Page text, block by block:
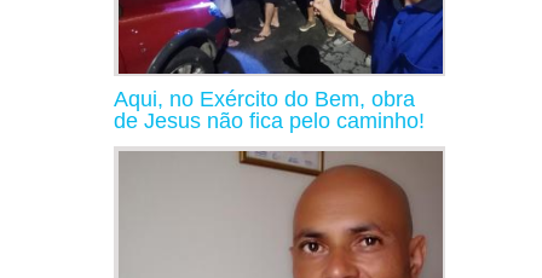
Aqui, no Exército do Bem, obra
de Jesus não fica pelo caminho!